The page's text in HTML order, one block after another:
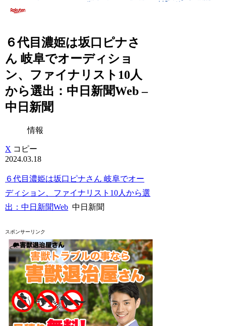
６代目濃姫は坂口ピナさ
ん 岐阜でオーディショ
ン、ファイナリスト10人
から選出：中日新聞Web –
中日新聞
情報
X コピー
2024.03.18
６代目濃姫は坂口ピナさん 岐阜でオー
ディション、ファイナリスト10人から選
出：中日新聞Web 中日新聞
スポンサーリンク